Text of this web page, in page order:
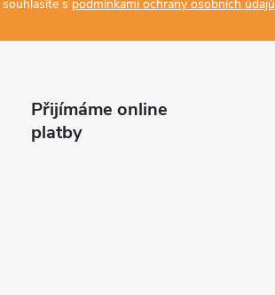
s podmínkami ochrany osobních údajů
Přijímáme online
platby